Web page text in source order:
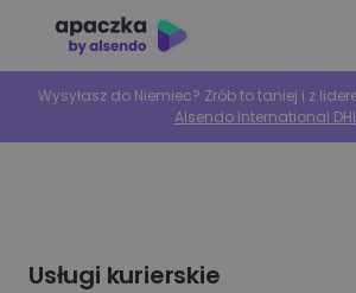
Wysyłasz do Niemiec? Zrób to taniej i z
Alsendo International
Usługi kurierskie